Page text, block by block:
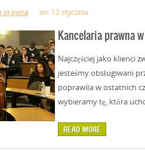
prawna on: 12 stycznia
Kancelaria prawna
Najczęściej jako klienci
jesteśmy obsługiwani
poprawiła w ostatnich
wybieramy tę, która
READ MORE